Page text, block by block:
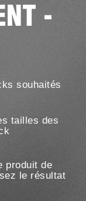
-
souhaités
tailles des
produit de
le résultat